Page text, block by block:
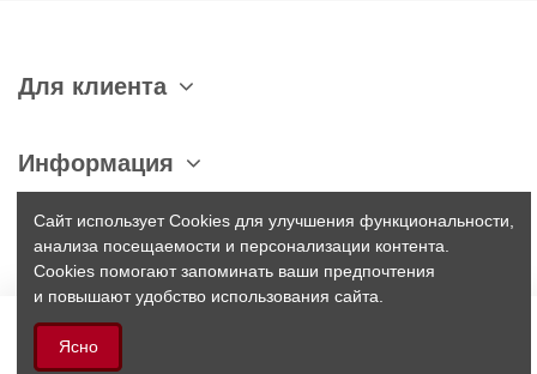
Для клиента
Информация
Связаться с нами
Сайт использует Cookies для улучшения функциональности,
анализа посещаемости и персонализации контента.
Cookies помогают запоминать ваши предпочтения
и повышают удобство использования сайта.
Ясно